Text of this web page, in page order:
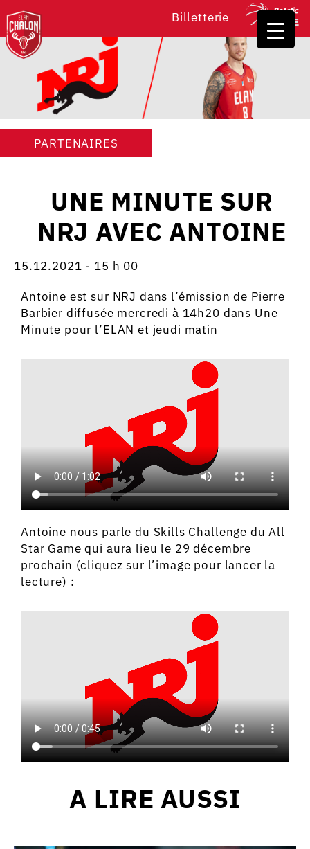
Billetterie
PARTENAIRES
UNE MINUTE SUR
NRJ AVEC ANTOINE
15.12.2021 - 15 h 00
Antoine est sur NRJ dans l’émission de Pierre
Barbier diffusée mercredi à 14h20 dans Une
Minute pour l’ELAN et jeudi matin
Antoine nous parle du Skills Challenge du All
Star Game qui aura lieu le 29 décembre
prochain (cliquez sur l’image pour lancer la
lecture) :
A LIRE AUSSI